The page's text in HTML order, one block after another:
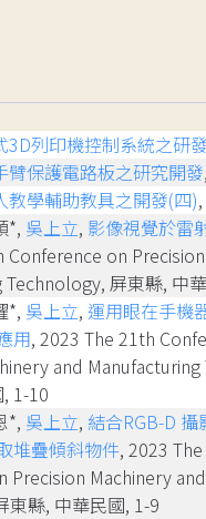
3D列印機控制系統之研發
臂保護電路板之研究開發,
教學輔助教具之開發(四),
*, 吳上立, 影像視覺於雷
Conference on
Technology, 屏東縣, 中
*, 吳上立, 運用眼在手機
用, 2023 The 21th
and
1-10
*, 吳上立, 結合RGB-D
堆疊傾斜物件, 2023
Precision Machinery
東縣, 中華民國, 1-9